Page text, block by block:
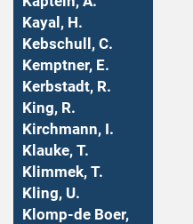
Kayal, H.
Kebschull, C.
Kemptner, E.
Kerbstadt, R.
King, R.
Kirchmann, I.
Klauke, T.
Klimmek, T.
Kling, U.
Klomp-de Boer,